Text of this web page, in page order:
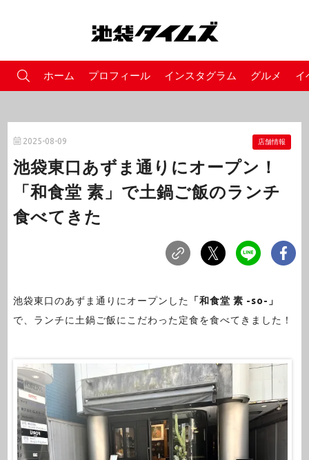
ホーム プロフィール インスタグラム グルメ イ
2025-08-09 店舗情報
池袋東口あずま通りにオープン！
「和食堂 素」で土鍋ご飯のランチ
食べてきた
池袋東口のあずま通りにオープンした
「和食堂 素 -so-」
で、ランチに土鍋ご飯にこだわった定食を食べてきました！